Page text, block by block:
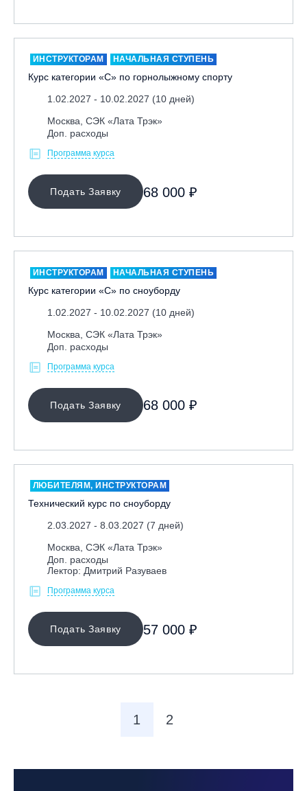
ИНСТРУКТОРАМ НАЧАЛЬНАЯ СТУПЕНЬ
Курс категории «С» по горнолыжному спорту
1.02.2027 - 10.02.2027 (10 дней)
Москва, СЭК «Лата Трэк»
Доп. расходы
Программа курса
Подать Заявку 68 000 ₽
ИНСТРУКТОРАМ НАЧАЛЬНАЯ СТУПЕНЬ
Курс категории «С» по сноуборду
1.02.2027 - 10.02.2027 (10 дней)
Москва, СЭК «Лата Трэк»
Доп. расходы
Программа курса
Подать Заявку 68 000 ₽
ЛЮБИТЕЛЯМ, ИНСТРУКТОРАМ
Технический курс по сноуборду
2.03.2027 - 8.03.2027 (7 дней)
Москва, СЭК «Лата Трэк»
Доп. расходы
Лектор: Дмитрий Разуваев
Программа курса
Подать Заявку 57 000 ₽
1 2